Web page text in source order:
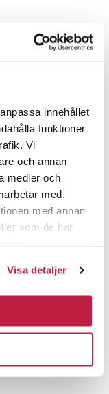
innehållet
funktioner
Vi
och annan
medier och
med.
med annan
som de har
Visa detaljer